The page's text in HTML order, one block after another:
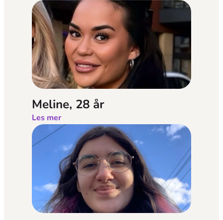
Meline, 28 år
Les mer